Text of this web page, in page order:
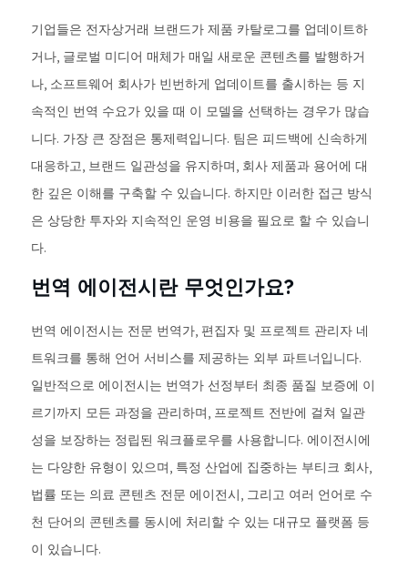
기업들은 전자상거래 브랜드가 제품 카탈로그를 업데이트하
거나, 글로벌 미디어 매체가 매일 새로운 콘텐츠를 발행하거
나, 소프트웨어 회사가 빈번하게 업데이트를 출시하는 등 지
속적인 번역 수요가 있을 때 이 모델을 선택하는 경우가 많습
니다. 가장 큰 장점은 통제력입니다. 팀은 피드백에 신속하게
대응하고, 브랜드 일관성을 유지하며, 회사 제품과 용어에 대
한 깊은 이해를 구축할 수 있습니다. 하지만 이러한 접근 방식
은 상당한 투자와 지속적인 운영 비용을 필요로 할 수 있습니
다.
번역 에이전시란 무엇인가요?
번역 에이전시는 전문 번역가, 편집자 및 프로젝트 관리자 네
트워크를 통해 언어 서비스를 제공하는 외부 파트너입니다.
일반적으로 에이전시는 번역가 선정부터 최종 품질 보증에 이
르기까지 모든 과정을 관리하며, 프로젝트 전반에 걸쳐 일관
성을 보장하는 정립된 워크플로우를 사용합니다. 에이전시에
는 다양한 유형이 있으며, 특정 산업에 집중하는 부티크 회사,
법률 또는 의료 콘텐츠 전문 에이전시, 그리고 여러 언어로 수
천 단어의 콘텐츠를 동시에 처리할 수 있는 대규모 플랫폼 등
이 있습니다.